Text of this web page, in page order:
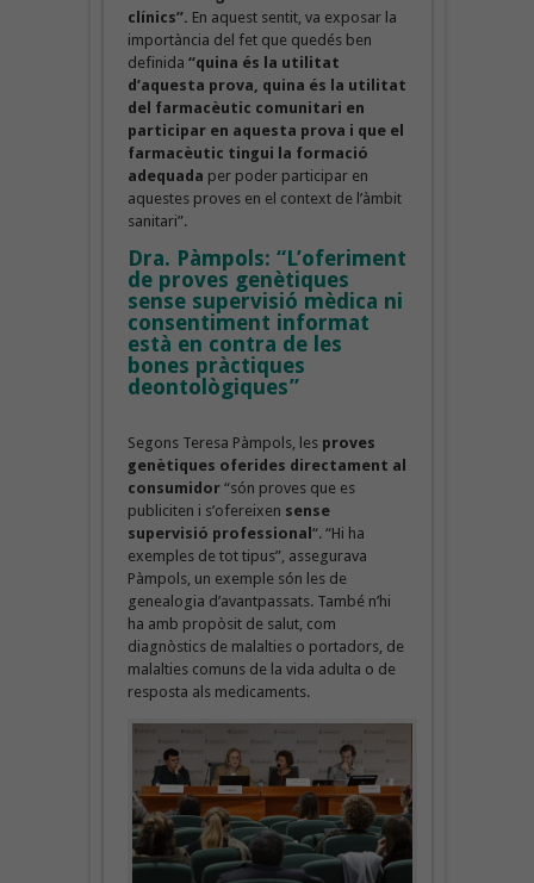
clínics”. En aquest sentit, va exposar la
importància del fet que quedés ben
definida “quina és la utilitat
d’aquesta prova, quina és la utilitat
del farmacèutic comunitari en
participar en aquesta prova i que el
farmacèutic tingui la formació
adequada per poder participar en
aquestes proves en el context de l’àmbit
sanitari”.
Dra. Pàmpols: “L’oferiment
de proves genètiques
sense supervisió mèdica ni
consentiment informat
està en contra de les
bones pràctiques
deontològiques”
Segons Teresa Pàmpols, les proves
genètiques oferides directament al
consumidor“són proves que es
publiciten i s’ofereixen sense
supervisió professional“. “Hi ha
exemples de tot tipus”, assegurava
Pàmpols, un exemple són les de
genealogia d’avantpassats. També n’hi
ha amb propòsit de salut, com
diagnòstics de malalties o portadors, de
malalties comuns de la vida adulta o de
resposta als medicaments.